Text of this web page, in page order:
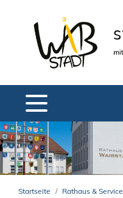
Startseite Rathaus & Service